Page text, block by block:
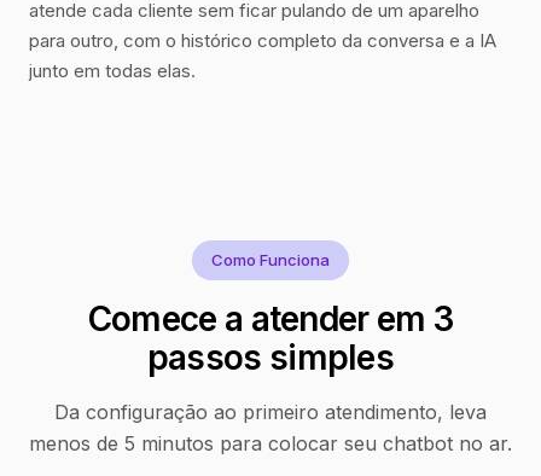
atende cada cliente sem ficar pulando de um aparelho
para outro, com o histórico completo da conversa e a IA
junto em todas elas.
Como Funciona
Comece a atender em 3
passos simples
Da configuração ao primeiro atendimento, leva
menos de 5 minutos para colocar seu chatbot no ar.